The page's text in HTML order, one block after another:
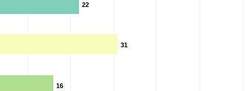
22
31
16
հաճախականությունը։